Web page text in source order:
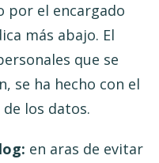
por el encargado
más abajo. El
que se
se ha hecho con el
los datos.
en aras de evitar